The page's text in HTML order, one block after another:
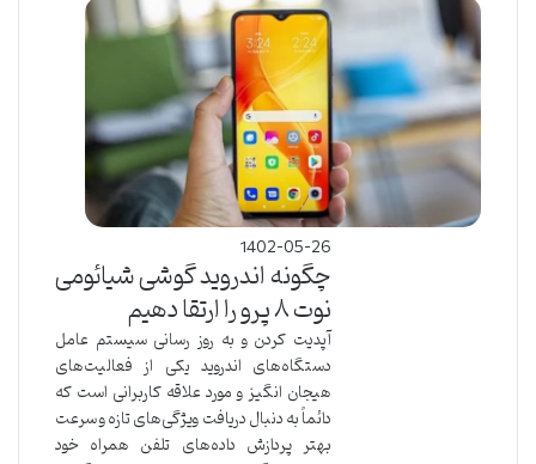
1402-05-26
چگونه اندروید گوشی شیائومی
نوت ۸ پرو را ارتقا دهیم
آپدیت کردن و به روز رسانی سیستم عامل
دستگاه‌های اندروید یکی از فعالیت‌های
هیجان انگیز و مورد علاقه کاربرانی است که
دائماً به دنبال دریافت ویژگی‌های تازه و سرعت
بهتر پردازش داده‌های تلفن همراه خود